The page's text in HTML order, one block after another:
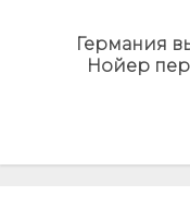
Германия
Нойер